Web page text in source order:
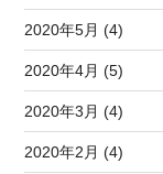
2020年5月 (4)
2020年4月 (5)
2020年3月 (4)
2020年2月 (4)